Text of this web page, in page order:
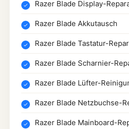
Razer Blade Display-
Razer Blade Akkutausch
Razer Blade Tastatur-
Razer Blade Scharnier-
Razer Blade Lüfter-
Razer Blade Netzbuchse-
Razer Blade Mainboard-